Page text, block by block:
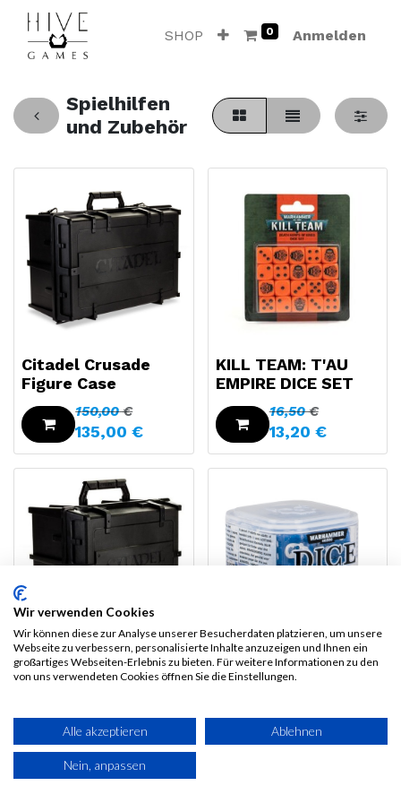
SHOP 0 Anmelden
Spielhilfen
und Zubehör
Citadel Crusade
Figure Case
150,00€
135,00 €
KILL TEAM: T'AU
EMPIRE DICE SET
16,50€
13,20 €
Citadel Battle
Figure Case
72,00€ 9,50€
Wir verwenden Cookies
Wir können diese zur Analyse unserer Besucherdaten platzieren, um unsere
Webseite zu verbessern, personalisierte Inhalte anzuzeigen und Ihnen ein
großartiges Webseiten-Erlebnis zu bieten. Für weitere Informationen zu den
von uns verwendeten Cookies öffnen Sie die Einstellungen.
Alle akzeptieren Ablehnen
Nein, anpassen